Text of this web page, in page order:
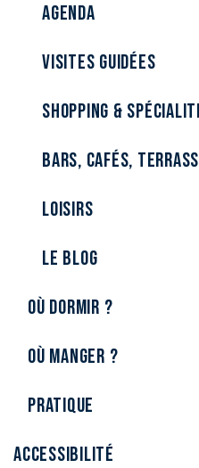
Agenda
Visites guidées
Shopping &
Bars, cafés,
Loisirs
Le Blog
Où dormir ?
Où manger ?
Pratique
Accessibilité
26 27 28
tourisme.fr
NOUS
& SÉMINAIRES